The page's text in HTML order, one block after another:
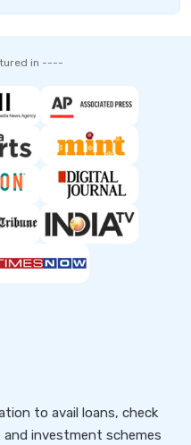
in ----
to avail loans, check
investment schemes